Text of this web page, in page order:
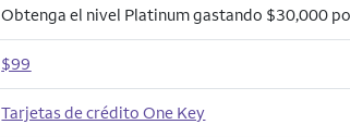
Obtenga el nivel Platinum gastando $30,000
$99
Tarjetas de crédito One Key